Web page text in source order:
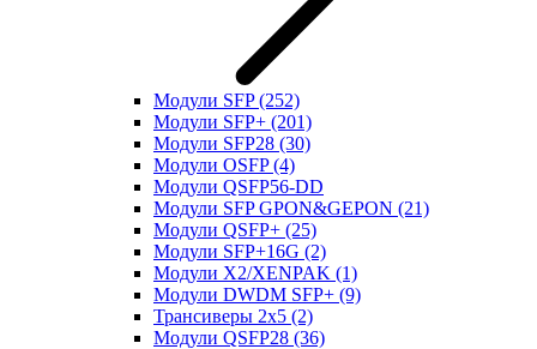
Модули SFP(252)
Модули SFP+ (201)
Модули SFP28 (30)
Модули OSFP(4)
Модули QSFP56-DD
Модули SFP GPON&GEPON (21)
Модули QSFP+ (25)
Модули SFP+16G (2)
Модули X2/XENPAK (1)
Модули DWDM SFP+ (9)
Трансиверы 2x5 (2)
Модули QSFP28 (36)